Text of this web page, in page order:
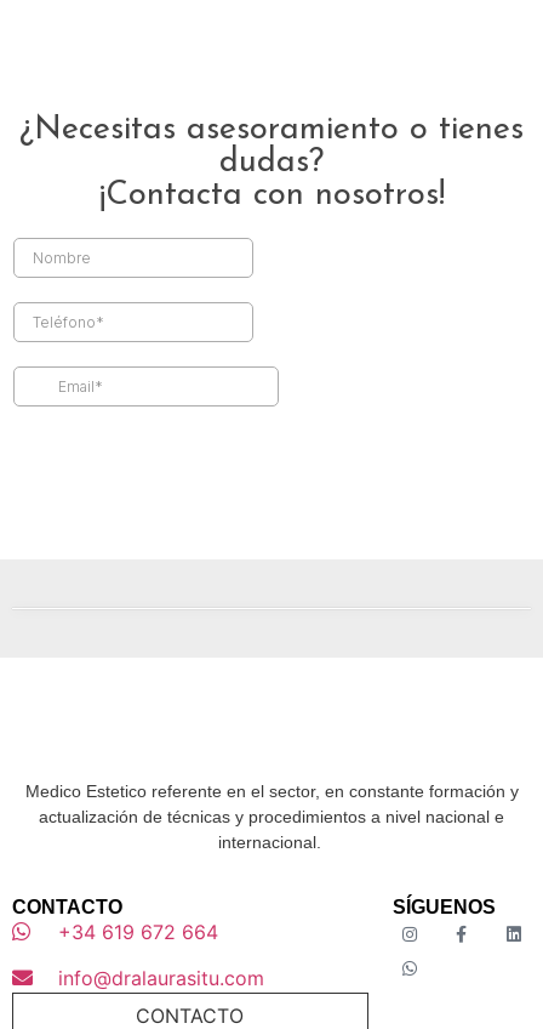
¿Necesitas asesoramiento o tienes
dudas?
¡Contacta con nosotros!
Medico Estetico referente en el sector, en constante formación y
actualización de técnicas y procedimientos a nivel nacional e
internacional.
CONTACTO
+34 619 672 664
info@dralaurasitu.com
CONTACTO
SÍGUENOS